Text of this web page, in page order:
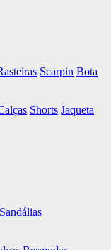
Scarpin Bota
Shorts Jaqueta
Sandálias